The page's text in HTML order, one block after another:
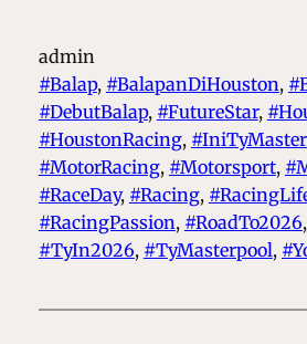
admin
#Balap, #BalapanDiHouston,
#DebutBalap, #FutureStar,
#HoustonRacing,
#MotorRacing, #Motorsport,
#RaceDay, #Racing,
#RacingPassion, #RoadTo2026,
#TyIn2026, #TyMasterpool,